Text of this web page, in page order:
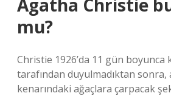
Agatha Christie
mu?
Christie 1926’da 11 gün boyunca
tarafından duyulmadıktan sonra,
kenarındaki ağaçlara çarpacak